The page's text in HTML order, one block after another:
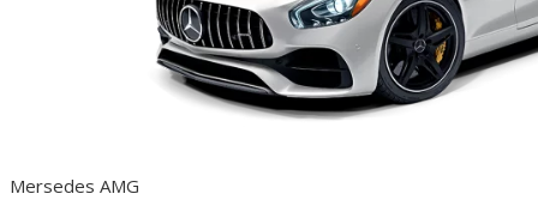
Mersedes AMG